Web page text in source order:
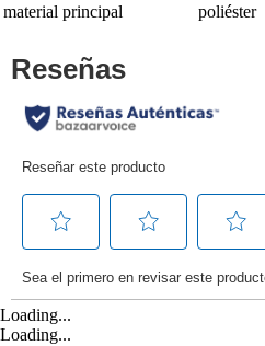
material principal
poliéster
Loading...
Loading...